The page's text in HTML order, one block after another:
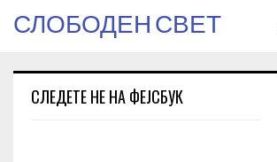
СЛОБОДЕН СВЕТ
СЛЕДЕТЕ НЕ НА ФЕЈСБУК